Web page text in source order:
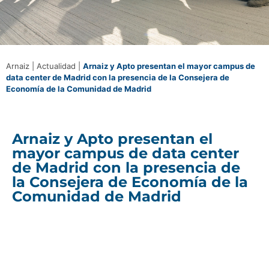
Arnaiz Actualidad
Arnaiz y Apto presentan el mayor campus de
data center de Madrid con la presencia de la Consejera de
Economía de la Comunidad de Madrid
Arnaiz y Apto presentan el
mayor campus de data center
de Madrid con la presencia de
la Consejera de Economía de la
Comunidad de Madrid